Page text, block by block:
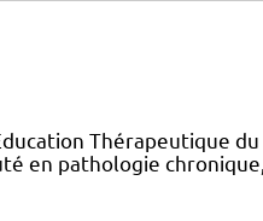
Thérapeutique
en pathologie